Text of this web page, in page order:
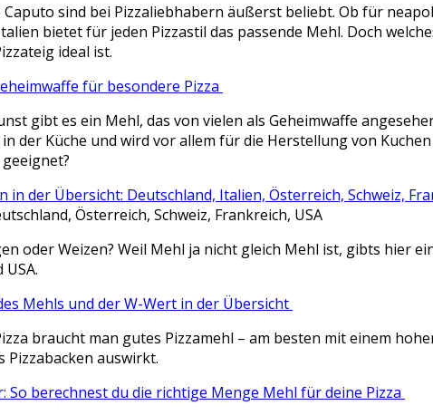
sind bei Pizzaliebhabern äußerst beliebt. Ob für
bietet für jeden Pizzastil das passende Mehl. Doch
ideal ist.
für besondere Pizza
gibt es ein Mehl, das von vielen als Geheimwaffe
der Küche und wird vor allem für die Herstellung von
in der Übersicht: Deutschland, Italien, Österreich, Schweiz,
Österreich, Schweiz, Frankreich, USA
oder Weizen? Weil Mehl ja nicht gleich Mehl ist, gibts hier
Mehls und der W-Wert in der Übersicht
braucht man gutes Pizzamehl – am besten mit einem
Pizzabacken auswirkt.
So berechnest du die richtige Menge Mehl für deine Pizza